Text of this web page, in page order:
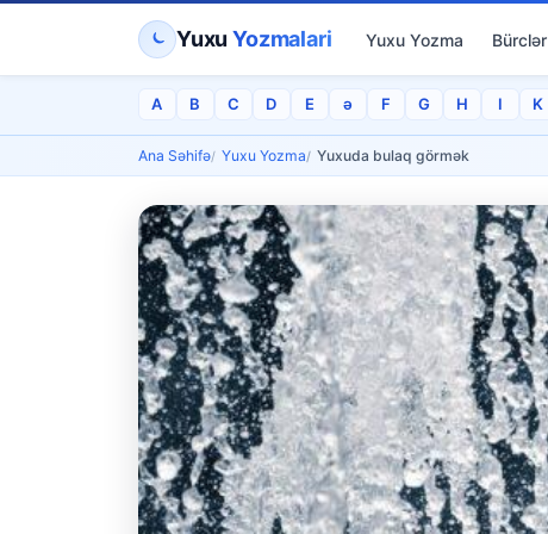
YuxuYozmalari Yuxu Yozma Bürclər
A B C D E ə F G H I K
Ana Səhifə Yuxu Yozma Yuxuda bulaq görmək